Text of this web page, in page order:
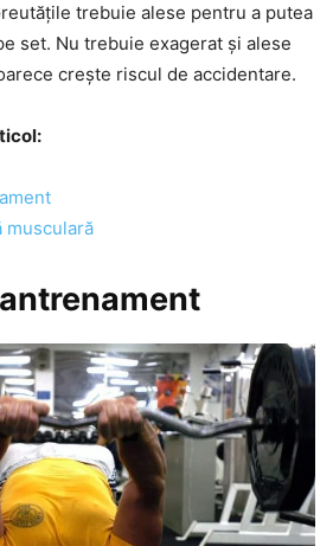
trebuie alese pentru a putea
set. Nu trebuie exagerat și alese
crește riscul de accidentare.
musculară